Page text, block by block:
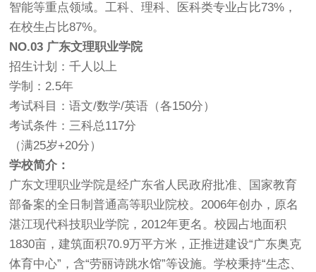
智能等重点领域。工科、理科、医科类专业占比73%，
在校生占比87%。
NO.03 广东文理职业学院
招生计划：千人以上
学制：2.5年
考试科目：语文/数学/英语（各150分）
考试条件：三科总117分
（满25岁+20分）
学校简介：
广东文理职业学院是经广东省人民政府批准、国家教育
部备案的全日制普通高等职业院校。2006年创办，原名
湛江现代科技职业学院，2012年更名。校园占地面积
1830亩，建筑面积70.9万平方米，正推进建设“广东奥克
体育中心”，含“劳丽诗跳水馆”等设施。学校秉持“生态、